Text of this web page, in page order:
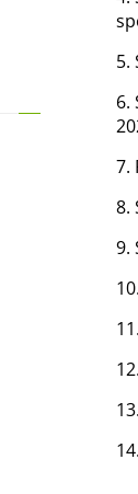
5.
6.
7.
8.
9.